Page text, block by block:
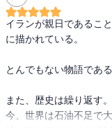
イランが親日であるこ
に描かれている。
とんでもない物語である
また、歴史は繰り返す。
今、世界は石油不足で